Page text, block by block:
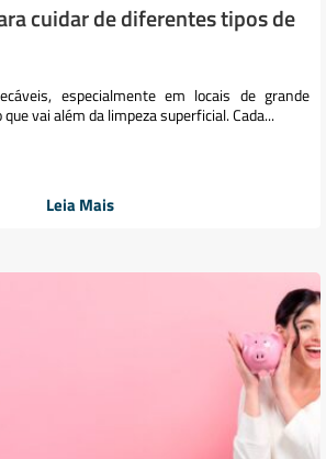
cuidar de diferentes tipos de
especialmente em locais de grande
vai além da limpeza superficial. Cada...
Leia Mais